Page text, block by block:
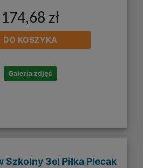
174,68 zł
DO KOSZYKA
Galeria zdjęć
Szkolny 3el Piłka Plecak